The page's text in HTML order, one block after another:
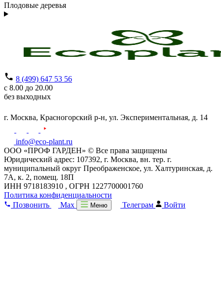
Плодовые деревья
8 (499) 647 53 56
с 8.00 до 20.00
без выходных
г. Москва, Красногорский р-н, ул. Экспериментальная, д. 14
info@eco-plant.ru
ООО «ПРОФ ГАРДЕН» © Все права защищены
Юридический адрес: 107392, г. Москва, вн. тер. г.
муниципальный округ Преображенское, ул. Халтуринская, д.
7А, к. 2, помещ. 18П
ИНН 9718183910 , ОГРН 1227700001760
Политика конфиденциальности
Позвонить
Max Меню Телеграм Войти